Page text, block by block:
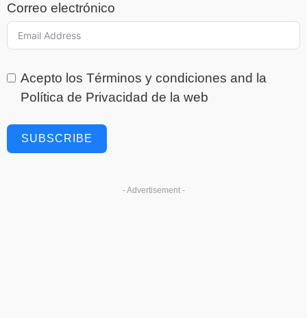
Correo electrónico
Acepto los Términos y condiciones and la
Política de Privacidad de la web
SUBSCRIBE
- Advertisement -